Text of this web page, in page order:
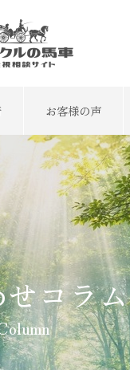
お客様の声
コラム